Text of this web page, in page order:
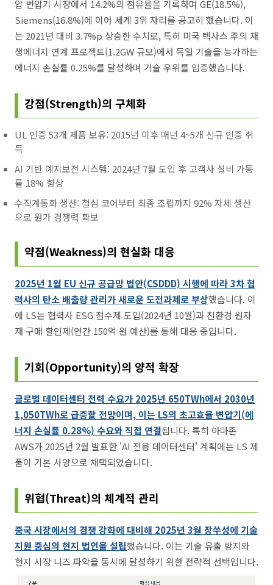
압 변압기 시장에서 14.2%의 점유율을 기록하며 GE(18.5%),
Siemens(16.8%)에 이어 세계 3위 자리를 공고히 했습니다. 이
는 2021년 대비 3.7%p 상승한 수치로, 특히 미국 텍사스 주의 재
생에너지 연계 프로젝트(1.2GW 규모)에서 독일 기술을 능가하는
에너지 손실률 0.25%를 달성하며 기술 우위를 입증했습니다.
강점(Strength)의 구체화
UL 인증 53개 제품 보유: 2015년 이후 매년 4~5개 신규 인증 취
득
AI 기반 예지보전 시스템: 2024년 7월 도입 후 고객사 설비 가동
률 18% 향상
수직계통화 생산: 철심 코어부터 최종 조립까지 92% 자체 생산
으로 원가 경쟁력 확보
약점(Weakness)의 현실화 대응
2025년 1월 EU 신규 공급망 법안(CSDDD) 시행에 따라 3차 협
력사의 탄소 배출량 관리가 새로운 도전과제로 부상했습니다. 이
에 LS는 협력사 ESG 점수제 도입(2024년 10월)과 친환경 원자
재 구매 할인제(연간 150억 원 예산)를 통해 대응 중입니다.
기회(Opportunity)의 양적 확장
글로벌 데이터센터 전력 수요가 2025년 650TWh에서 2030년
1,050TWh로 급증할 전망이며, 이는 LS의 초고효율 변압기(에
너지 손실률 0.28%) 수요와 직접 연결됩니다. 특히 아마존
AWS가 2025년 2월 발표한 'AI 전용 데이터센터' 계획에는 LS 제
품이 기본 사양으로 채택되었습니다.
위협(Threat)의 체계적 관리
중국 시장에서의 경쟁 강화에 대비해 2025년 3월 장쑤성에 기술
지원 중심의 현지 법인을 설립했습니다. 이는 기술 유출 방지와
현지 시장 니즈 파악을 동시에 달성하기 위한 전략적 선택입니다.